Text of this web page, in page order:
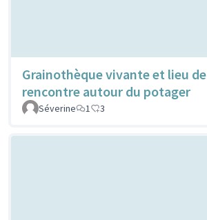
Grainothèque vivante et lieu de
rencontre autour du potager
Séverine
1 3